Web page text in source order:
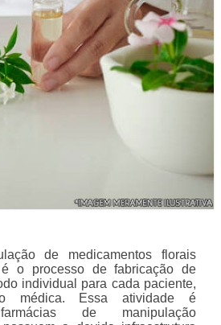
de medicamentos florais
é o processo de fabricação de
individual para cada paciente,
médica. Essa atividade é
de manipulação